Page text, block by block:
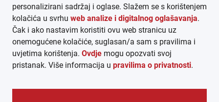
MEDIADATEN
ARHIVA (PDF)
personalizirani sadržaj i oglase. Slažem se s korištenjem
kolačića u svrhu web analize i digitalnog oglašavanja.
Čak i ako nastavim koristiti ovu web stranicu uz
onemogućene kolačiće, suglasan/a sam s pravilima i
uvjetima korištenja. Ovdje mogu opozvati svoj
pristanak. Više informacija u pravilima o privatnosti.